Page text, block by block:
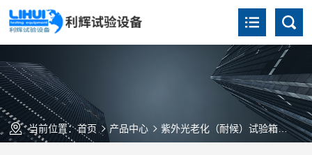
当前位置：首页 产品中心 紫外光老化（耐候）试验箱 ZN-